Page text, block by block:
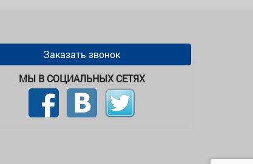
Заказать звонок
МЫ В СОЦИАЛЬНЫХ СЕТЯХ